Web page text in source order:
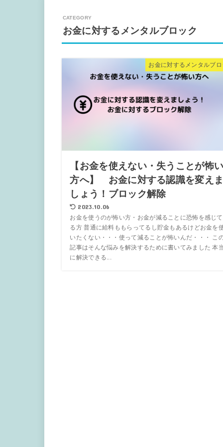
お金に対するメンタルブロック
お金に対するメンタルブロ
【お金を使えない・失うことが怖い
方へ】 お金に対する認識を変えま
しょう！ブロック解除
2023.10.06
お金を使うのが怖い方・お金が減ることに恐怖を感じ
る方 普通に給料ももらってるし貯金もあるけどお金を
いたくない・・・使って減ることが怖いんだ・・・ こ
記事はそんな悩みを解決するために書いてみました 本
に解決できる...